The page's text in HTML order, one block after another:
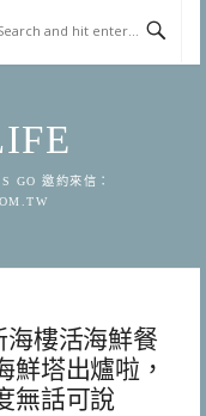
GO 邀約來信：
海樓活海鮮餐
鮮塔出爐啦，
無話可說